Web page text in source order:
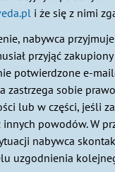
i że się z nimi
nabywca
przyjąć
potwierdzone e-
zastrzega sobie
lub w części, jeśli
powodów. W
nabywca
uzgodnienia